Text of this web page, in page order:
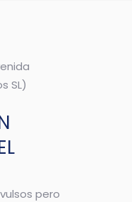
pero